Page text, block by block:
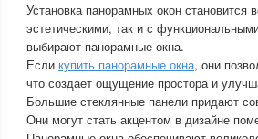
Установка панорамных окон становится
эстетическими, так и с
выбирают панорамные окна.
Если купить панорамные окна, они
что создает ощущение простора и
Большие стеклянные панели придают
Они могут стать акцентом в дизайне